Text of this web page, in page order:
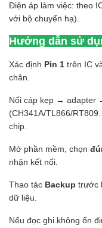
Điện áp làm việc: theo
với bộ chuyển hạ).
Hướng dẫn sử
Xác định Pin 1 trên IC
chân.
Nối cáp kẹp → adapter
(CH341A/TL866/
chip.
Mở phần mềm, chọn
nhận kết nối.
Thao tác Backup trước
dữ liệu.
Nếu đọc ghi không ổn